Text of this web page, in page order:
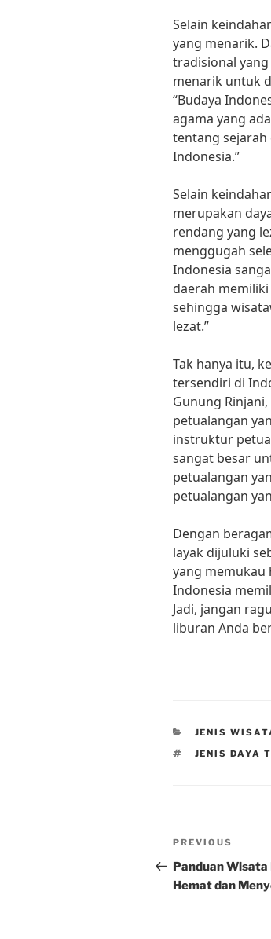
Selain
yang menarik.
tradisional
menarik untuk
“Budaya
agama yang
tentang
Indonesia.”
Selain
merupakan
rendang yang
menggugah
Indonesia
daerah
sehingga
lezat.”
Tak hanya itu,
tersendiri di
Gunung
petualangan
instruktur
sangat besar
petualangan
petualangan
Dengan
layak dijuluki
yang memukau
Indonesia
Jadi, jangan
liburan Anda
CATEGORIES
JENIS
TAGS
JENIS DAYA
Post
Previous
Post
PREVIOUS
Panduan Wisata
Hemat dan